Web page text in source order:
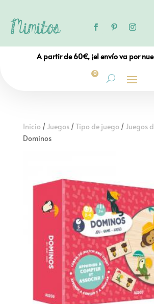
A partir de 60€, ¡el envío va por
0
Inicio / Juegos/Tipo de juego / Juegos
Dominos